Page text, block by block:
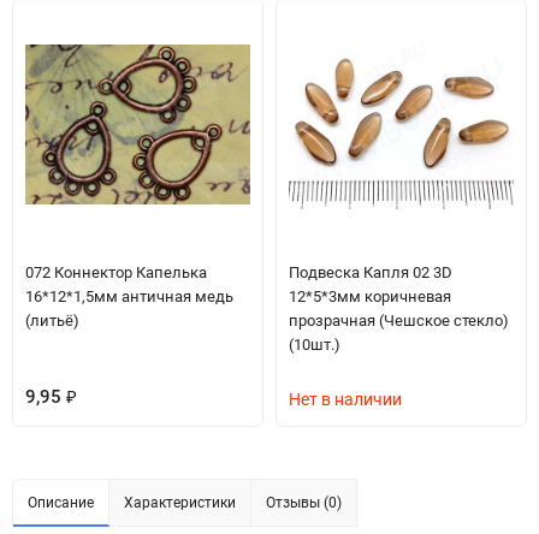
072 Коннектор Капелька
16*12*1,5мм античная медь
(литьё)
9,95 ₽
Подвеска Капля 02 3D
12*5*3мм коричневая
прозрачная (Чешское стекло)
(10шт.)
Нет в наличии
Описание Характеристики Отзывы (0)